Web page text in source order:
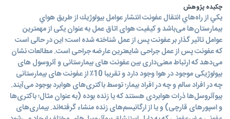
چکیده پژوهش
يكي از راه‌هاي انتقال عفونت انتشار عوامل بيولوژيك از طريق هواي
بيمارستان‌ها می‌باشد و کیفیت هوای اتاق عمل به عنوان یکی از مهمترین
عوامل تاثیر گذار بر عفونت پس از عمل شناخته شده است؛ این در حالی است
که عفونت پس از عمل جراحی شایعترین عارضه جراحی است. مطالعات نشان
می‌دهد که ارتباط معنی‌داری بین عفونت های بیمارستانی و آئروسول های
بیولوژیکی موجود در هوا وجود دارد و تقریبا 10٪ از عفونت های بیمارستانی
چه در افراد سالم و چه در افراد بیمار؛ توسط باکتری‌های هوابرد بوجود می‌آیند.
بیوآئروسل‌ها ذرات هوابردی هستند که یا زنده بوده (به عنوان مثال؛ باکتری‌ها
و اسپورهای قارچی) و یا از ارگانیسم‌های زنده منشاء گرفته‌اند. بیماری‌های